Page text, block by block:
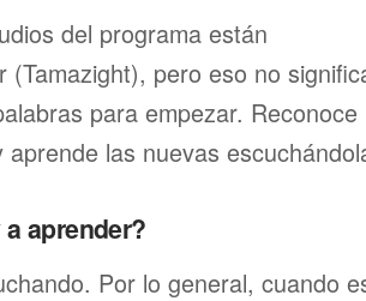
del programa están
(Tamazight), pero eso no
para empezar.
aprende las nuevas
aprender?
Por lo general, cuando